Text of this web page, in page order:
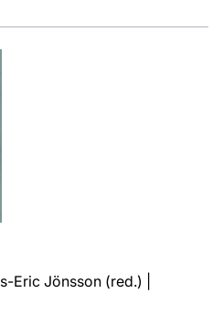
Eric Jönsson (red.) |